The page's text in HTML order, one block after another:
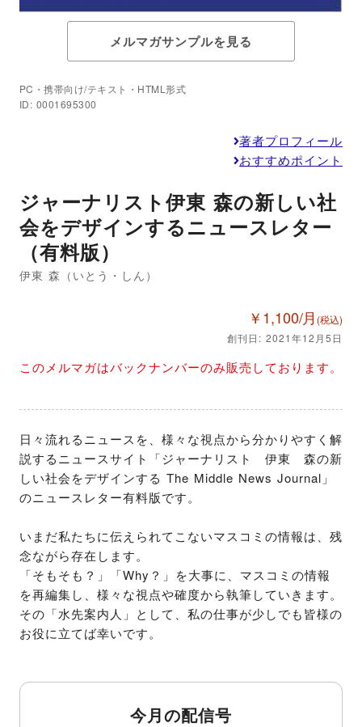
メルマガサンプルを見る
PC・携帯向け/テキスト・HTML形式
ID: 0001695300
著者プロフィール
おすすめポイント
ジャーナリスト伊東 森の新しい社
会をデザインするニュースレター
（有料版）
伊東 森（いとう・しん）
￥1,100/月 (税込)
創刊日: 2021年12月5日
このメルマガはバックナンバーのみ販売しております。
日々流れるニュースを、様々な視点から分かりやすく解
説するニュースサイト「ジャーナリスト　伊東　森の新
しい社会をデザインする The Middle News Journal」
のニュースレター有料版です。
いまだ私たちに伝えられてこないマスコミの情報は、残
念ながら存在します。
「そもそも？」「Why？」を大事に、マスコミの情報
を再編集し、様々な視点や確度から執筆していきます。
その「水先案内人」として、私の仕事が少しでも皆様の
お役に立てば幸いです。
今月の配信号